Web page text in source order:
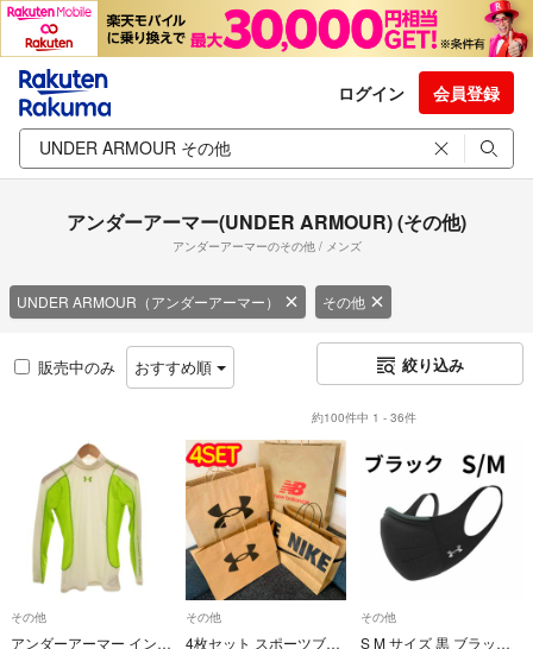
ログイン 会員登録
アンダーアーマー(UNDER ARMOUR) (その他)
アンダーアーマーのその他 / メンズ
UNDER ARMOUR（アンダーアーマー） その他
販売中のみ おすすめ順 絞り込み
約100件中 1 - 36件
その他
アンダーアーマー インナーウェア ハイネック 長袖 ストレッチ ロゴ 白 緑
その他
4枚セット スポーツブランド ショップ袋 ショッパー NIKE NB UA
その他
S M サイズ 黒 ブラック UNDER ARMOUR スポーツ マスク